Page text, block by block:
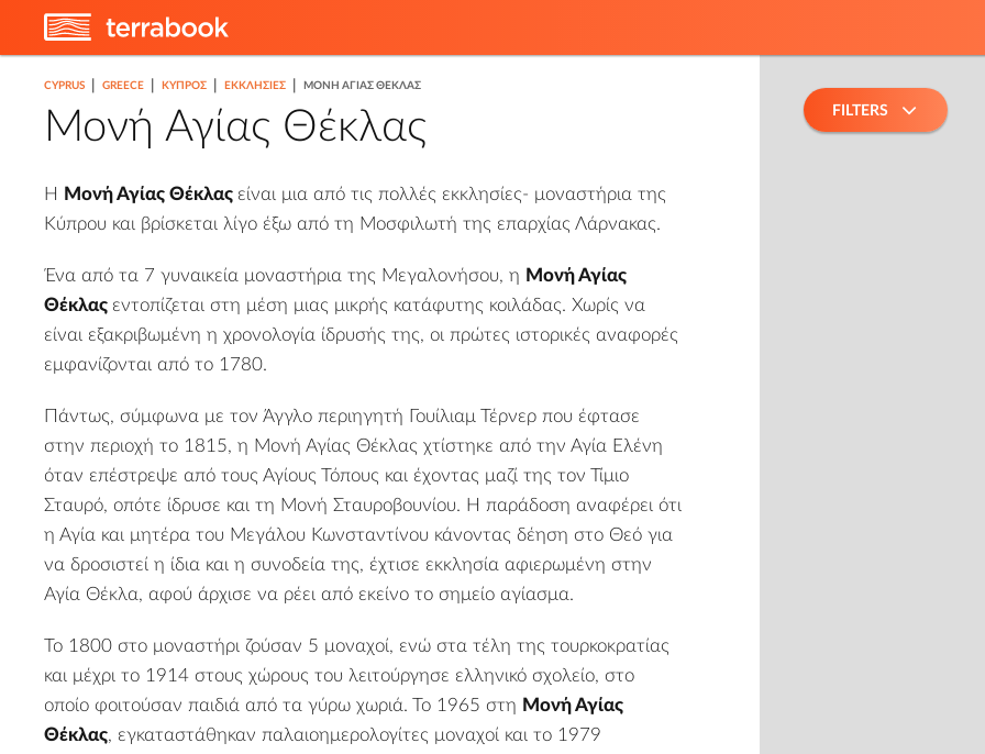
CYPRUS GREECE ΚΎΠΡΟΣ ΕΚΚΛΗΣΊΕΣ ΜΟΝΉ ΑΓΊΑΣ ΘΈΚΛΑΣ
Μονή Αγίας Θέκλας
Η Μονή Αγίας Θέκλας είναι μια από τις πολλές εκκλησίες- μοναστήρια της
Κύπρου και βρίσκεται λίγο έξω από τη Μοσφιλωτή της επαρχίας Λάρνακας.
Ένα από τα 7 γυναικεία μοναστήρια της Μεγαλονήσου, η Μονή Αγίας
Θέκλας εντοπίζεται στη μέση μιας μικρής κατάφυτης κοιλάδας. Χωρίς να
είναι εξακριβωμένη η χρονολογία ίδρυσής της, οι πρώτες ιστορικές αναφορές
εμφανίζονται από το 1780.
Πάντως, σύμφωνα με τον Άγγλο περιηγητή Γουίλιαμ Τέρνερ που έφτασε
στην περιοχή το 1815, η Μονή Αγίας Θέκλας χτίστηκε από την Αγία Ελένη
όταν επέστρεψε από τους Αγίους Τόπους και έχοντας μαζί της τον Τίμιο
Σταυρό, οπότε ίδρυσε και τη Μονή Σταυροβουνίου. Η παράδοση αναφέρει ότι
η Αγία και μητέρα του Μεγάλου Κωνσταντίνου κάνοντας δέηση στο Θεό για
να δροσιστεί η ίδια και η συνοδεία της, έχτισε εκκλησία αφιερωμένη στην
Αγία Θέκλα, αφού άρχισε να ρέει από εκείνο το σημείο αγίασμα.
Το 1800 στο μοναστήρι ζούσαν 5 μοναχοί, ενώ στα τέλη της τουρκοκρατίας
και μέχρι το 1914 στους χώρους του λειτούργησε ελληνικό σχολείο, στο
οποίο φοιτούσαν παιδιά από τα γύρω χωριά. Το 1965 στη Μονή Αγίας
Θέκλας, εγκαταστάθηκαν παλαιοημερολογίτες μοναχοί και το 1979
FILTERS